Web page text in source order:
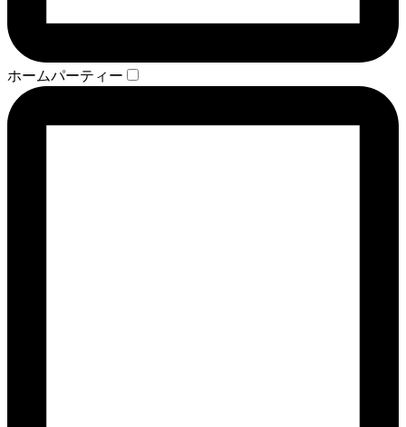
ホームパーティー